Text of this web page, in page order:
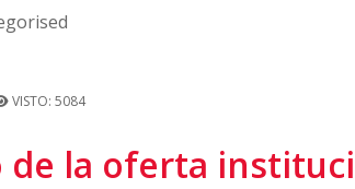
VISTO: 5084
de la oferta